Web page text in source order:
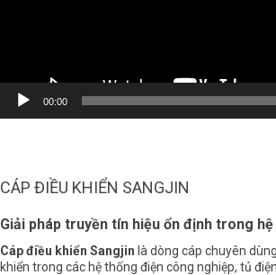
00:00
CÁP ĐIỀU KHIỂN SANGJIN
Giải pháp truyền tín hiệu ổn định trong
Cáp điều khiển Sangjin là dòng cáp chuyên
khiển trong các hệ thống điện công nghiệp, tủ